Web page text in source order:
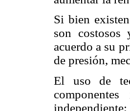
Si bien
son costosos
acuerdo a su
de presión,
El uso de